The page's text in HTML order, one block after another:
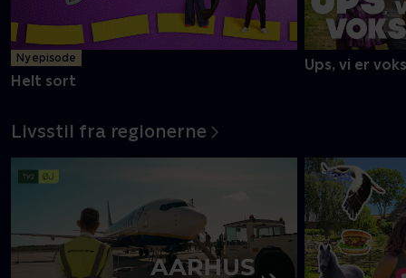
Ny episode
Helt sort
Ups, vi er
Livsstil fra regionerne